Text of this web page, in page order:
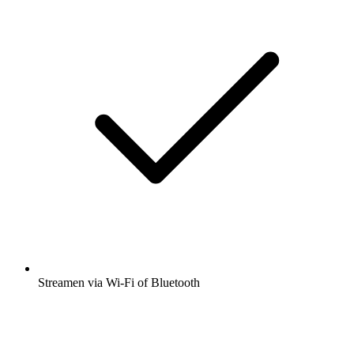
Streamen via Wi-Fi of Bluetooth